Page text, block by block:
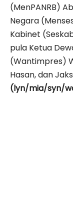
(MenPANRB)
Negara
Kabinet
pula Ketua
(Wantimpres)
Hasan, dan
(lyn/mia/syn/